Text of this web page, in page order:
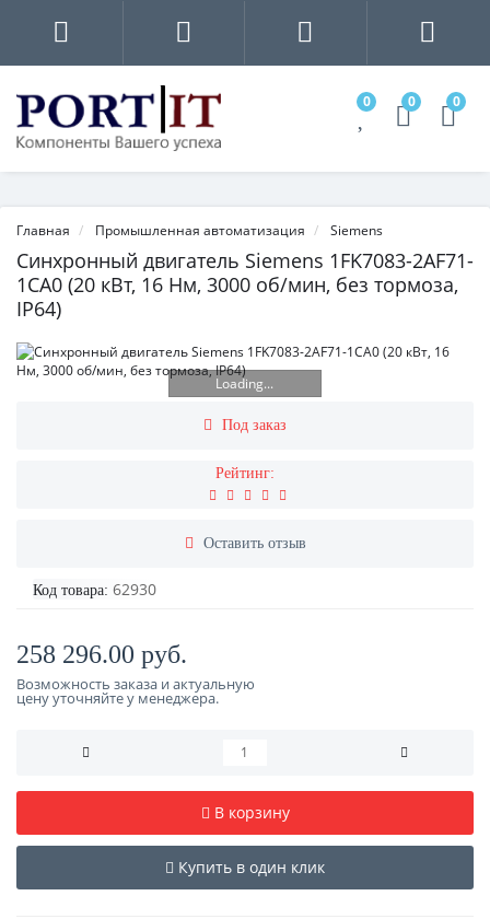
0 0 0
Главная Промышленная автоматизация Siemens
Синхронный двигатель Siemens 1FK7083-2AF71-
1CA0 (20 кВт, 16 Нм, 3000 об/мин, без тормоза,
IP64)
Loading...
Под заказ
Рейтинг:
Оставить отзыв
Код товара: 62930
258 296.00 руб.
Возможность заказа и актуальную
цену уточняйте у менеджера.
В корзину
Купить в один клик